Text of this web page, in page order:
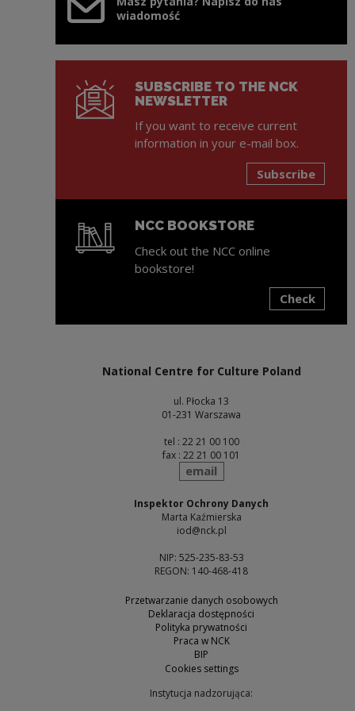
wiadomość
SUBSCRIBE TO THE NCK
NEWSLETTER
If you want to receive current
information in your e-mail box.
Subscribe
NCC BOOKSTORE
Check out the NCC online
bookstore!
Check
National Centre for Culture Poland
ul. Płocka 13
01-231 Warszawa
tel : 22 21 00 100
fax : 22 21 00 101
send
email
Inspektor Ochrony Danych
Marta Kaźmierska
iod@nck.pl
NIP: 525-235-83-53
REGON: 140-468-418
Przetwarzanie danych osobowych
Deklaracja dostępności
Polityka prywatności
Praca w NCK
BIP
Cookies settings
Instytucja nadzorująca: